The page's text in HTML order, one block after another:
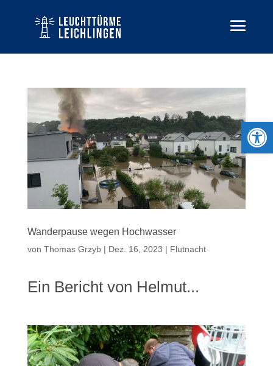
Wanderpause wegen Hochwasser
von Thomas Grzyb| Dez. 16, 2023 | Flutnacht
Ein Bericht von Helmut...